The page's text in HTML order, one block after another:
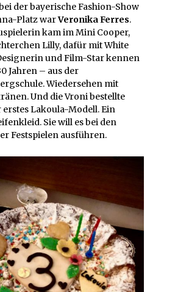
der bayerische Fashion-Show
Platz warVeronika Ferres.
kam im Mini Cooper,
Lilly, dafür mit White
und Film-Star kennen
Jahren – aus der
Wiedersehen mit
Und die Vroni bestellte
Lakoula-Modell. Ein
Sie will es bei den
Festspielen ausführen.